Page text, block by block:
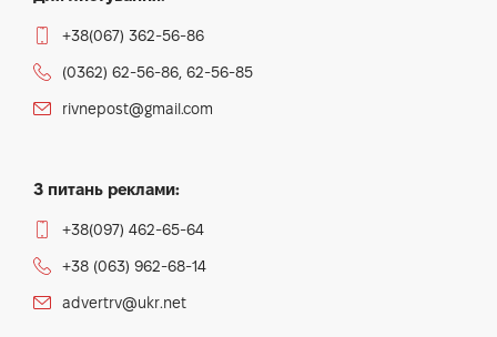
+38(067) 362-56-86
(0362) 62-56-86, 62-56-85
rivnepost@gmail.com
З питань реклами:
+38(097) 462-65-64
+38 (063) 962-68-14
advertrv@ukr.net